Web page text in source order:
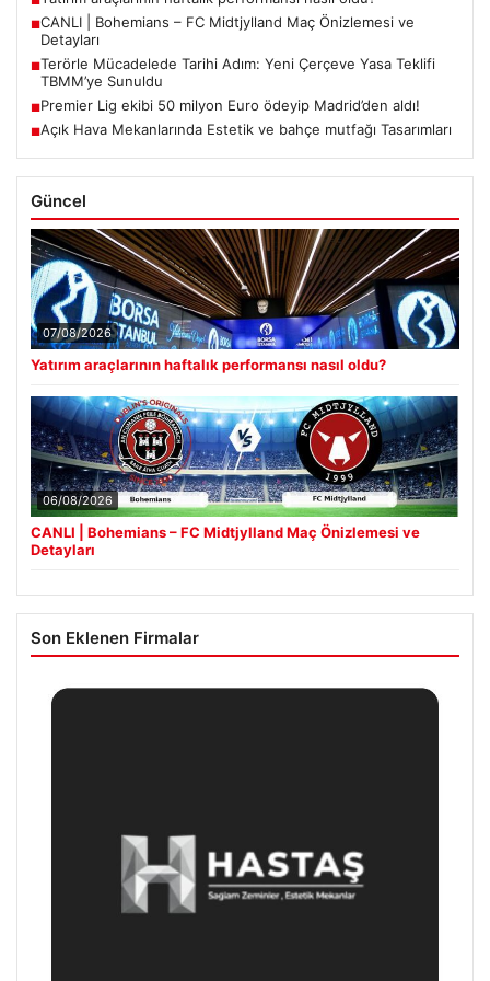
■CANLI | Bohemians – FC Midtjylland Maç Önizlemesi ve
Detayları
■Terörle Mücadelede Tarihi Adım: Yeni Çerçeve Yasa Teklifi
TBMM’ye Sunuldu
■Premier Lig ekibi 50 milyon Euro ödeyip Madrid’den aldı!
■Açık Hava Mekanlarında Estetik ve bahçe mutfağı Tasarımları
Güncel
07/08/2026
Yatırım araçlarının haftalık performansı nasıl oldu?
06/08/2026
CANLI | Bohemians – FC Midtjylland Maç Önizlemesi ve
Detayları
Son Eklenen Firmalar